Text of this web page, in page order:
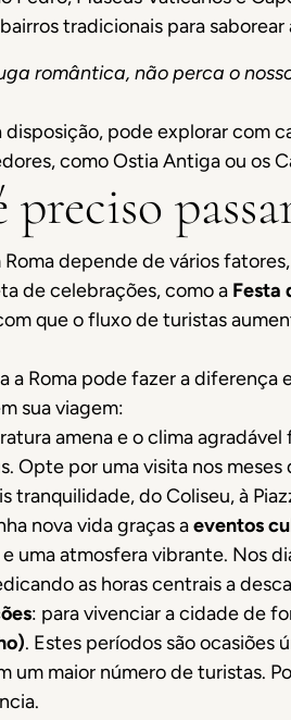
tradicionais para
romântica, não perca o
pode explorar com
como Ostia Antiga ou os
depende de vários
de celebrações, como a Festa
que o fluxo de turistas
a Roma pode fazer a
sua viagem:
amena e o clima
Opte por uma visita nos
tranquilidade, do Coliseu, à
nova vida graças aeventos
uma atmosfera vibrante. Nos
as horas centrais a
: para vivenciar a cidade de
. Estes períodos são ocasiões
um maior número de turistas.